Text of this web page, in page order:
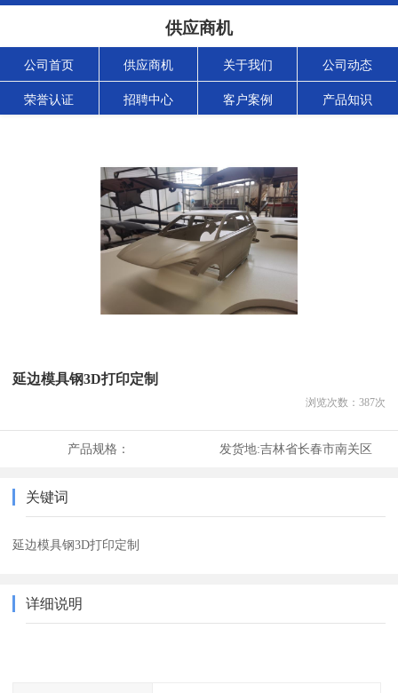
供应商机
公司首页 供应商机 关于我们 公司动态
荣誉认证 招聘中心 客户案例 产品知识
延边模具钢3D打印定制
浏览次数： 387次
产品规格： 发货地:吉林省长春市南关区
关键词
延边模具钢3D打印定制
详细说明